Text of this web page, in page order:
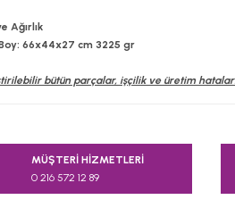
Ağırlık
66x44x27 cm 3225 gr
bütün parçalar, işçilik ve üretim
fiyat bilgisi, resim, ürün
ve önerileriniz için teşekkür ederiz.
MÜŞTERİ HİZMETLERİ
0 216 572 12 89